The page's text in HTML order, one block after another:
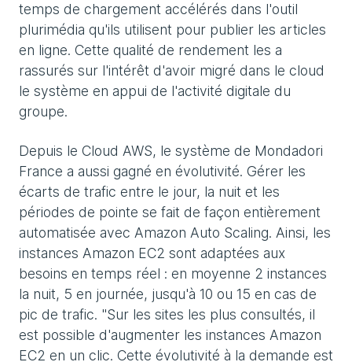
temps de chargement accélérés dans l'outil
plurimédia qu'ils utilisent pour publier les articles
en ligne. Cette qualité de rendement les a
rassurés sur l'intérêt d'avoir migré dans le cloud
le système en appui de l'activité digitale du
groupe.
Depuis le Cloud AWS, le système de Mondadori
France a aussi gagné en évolutivité. Gérer les
écarts de trafic entre le jour, la nuit et les
périodes de pointe se fait de façon entièrement
automatisée avec Amazon Auto Scaling. Ainsi, les
instances Amazon EC2 sont adaptées aux
besoins en temps réel : en moyenne 2 instances
la nuit, 5 en journée, jusqu'à 10 ou 15 en cas de
pic de trafic. "Sur les sites les plus consultés, il
est possible d'augmenter les instances Amazon
EC2 en un clic. Cette évolutivité à la demande est